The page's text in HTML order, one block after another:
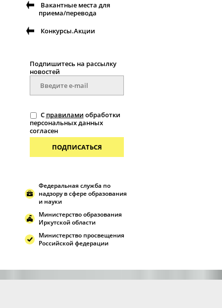
Вакантные места для
приема/перевода
Конкурсы.Акции
Подпишитесь на рассылку
новостей
С правилами обработки
персональных данных
согласен
ПОДПИСАТЬСЯ
Федеральная служба по
надзору в сфере образования
и науки
Министерство образования
Иркутской области
Министерство просвещения
Российской федерации